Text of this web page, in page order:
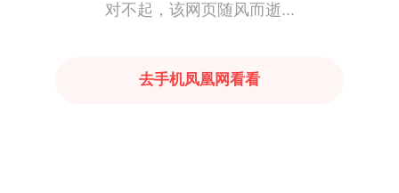
对不起，该网页随风而逝...
去手机凤凰网看看